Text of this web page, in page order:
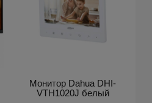
Монитор Dahua DHI-
VTH1020J белый